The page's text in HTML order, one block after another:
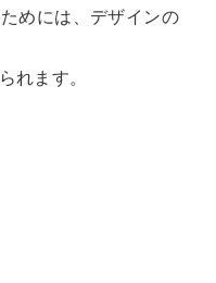
めには、デザインの
れます。